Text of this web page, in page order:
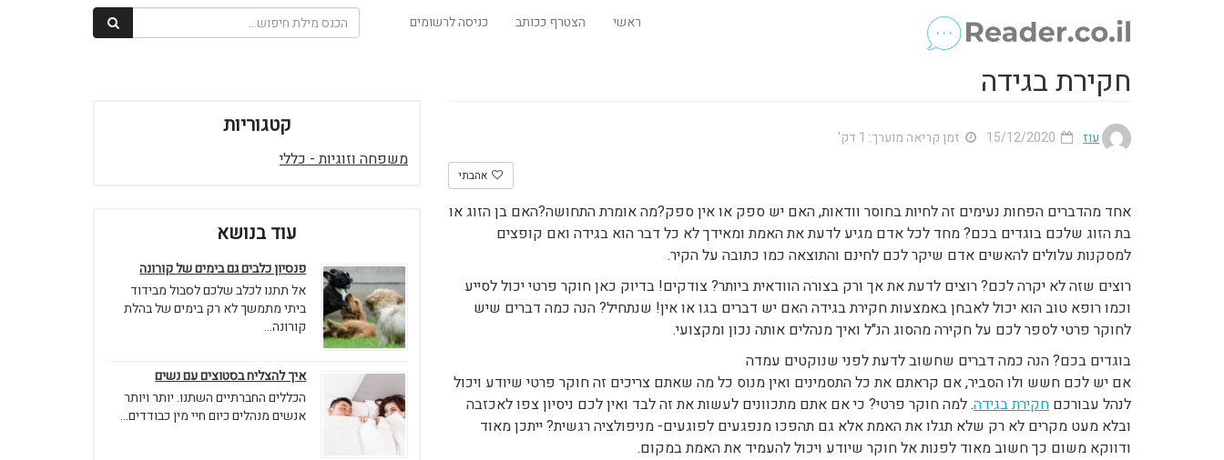
ראשי הצטרף ככותב כניסה לרשומים
חקירת בגידה
עוז זמן קריאה מוערך: 1 דק'
אהבתי
אחד מהדברים הפחות נעימים זה לחיות בחוסר וודאות, האם יש ספק או אין ספק?מה אומרת התחושה?האם בן הזוג או
בת הזוג שלכם בוגדים בכם? מחד לכל אדם מגיע לדעת את האמת ומאידך לא כל דבר הוא בגידה ואם קופצים
למסקנות עלולים להאשים אדם שיקר לכם לחינם והתוצאה כמו כתובה על הקיר.
רוצים שזה לא יקרה לכם? רוצים לדעת את אך ורק בצורה הוודאית ביותר? צודקים! בדיוק כאן חוקר פרטי יכול לסייע
וכמו רופא טוב הוא יכול לאבחן באמצעות חקירת בגידה האם יש דברים בגו או אין! שנתחיל? הנה כמה דברים שיש
לחוקר פרטי לספר לכם על חקירה מהסוג הנ"ל ואיך מנהלים אותה נכון ומקצועי.
בוגדים בכם? הנה כמה דברים שחשוב לדעת לפני שנוקטים עמדה
אם יש לכם חשש ולו הסביר, אם קראתם את כל התסמינים ואין מנוס כל מה שאתם צריכים זה חוקר פרטי שיודע ויכול
לנהל עבורכם חקירת בגידה. למה חוקר פרטי? כי אם אתם מתכוונים לעשות את זה לבד ואין לכם ניסיון צפו לאכזבה
ובלא מעט מקרים לא רק שלא תגלו את האמת אלא גם תהפכו מנפגעים לפוגעים- מניפולציה רגשית? ייתכן מאוד
ודווקא משום כך חשוב מאוד לפנות אל חוקר שיודע ויכול להעמיד את האמת במקום.
קטגוריות
משפחה וזוגיות - כללי
עוד בנושא
פנסיון כלבים גם בימים של קורונה
אל תתנו לכלב שלכם לסבול מבידוד
ביתי מתמשך לא רק בימים של בהלת
קורונה...
איך להצליח בסטוצים עם נשים
הכללים החברתיים השתנו. יותר ויותר
אנשים מנהלים כיום חיי מין כבודדים...